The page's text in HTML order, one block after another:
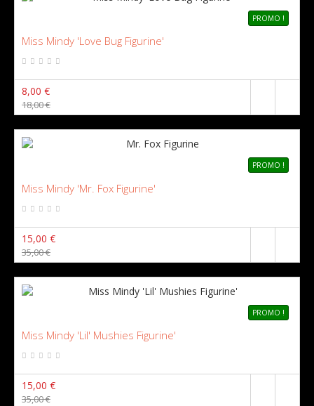
PROMO !
Miss Mindy 'Love Bug Figurine'
8,00 €
18,00 €
PROMO !
Miss Mindy 'Mr. Fox Figurine'
15,00 €
35,00 €
PROMO !
Miss Mindy 'Lil' Mushies Figurine'
15,00 €
35,00 €